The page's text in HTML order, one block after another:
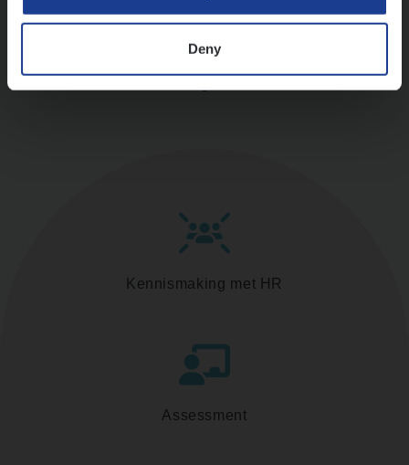
Deny
Ons sollicitatieproces
Kennismaking met HR
Assessment